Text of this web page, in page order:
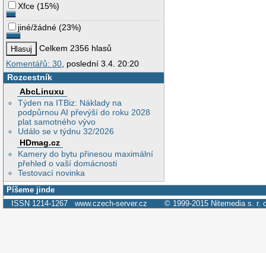
Xfce (15%)
jiné/žádné (23%)
Celkem 2356 hlasů
Komentářů: 30 , poslední 3.4. 20:20
Rozcestník
AbcLinuxu
Týden na ITBiz: Náklady na
podpůrnou AI převýší do roku 2028
plat samotného vývo
Událo se v týdnu 32/2026
HDmag.cz
Kamery do bytu přinesou maximální
přehled o vaší domácnosti
Testovací novinka
Píšeme jinde
ISSN 1214-1267 www.czech-server.cz © 1999-2015 Nitemedia s. r.